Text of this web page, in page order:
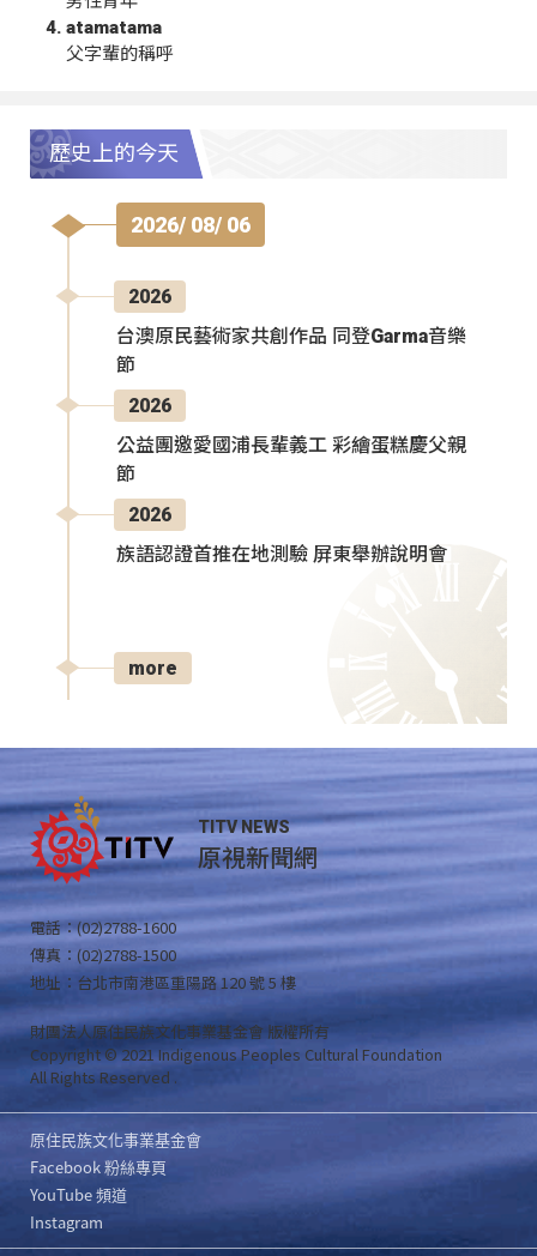
atamatama
父字輩的稱呼
歷史上的今天
2026/ 08/ 06
2026
台澳原民藝術家共創作品 同登Garma音樂
節
2026
公益團邀愛國浦長輩義工 彩繪蛋糕慶父親
節
2026
族語認證首推在地測驗 屏東舉辦說明會
more
TITV NEWS
原視新聞網
電話：(02)2788-1600
傳真：(02)2788-1500
地址：台北市南港區重陽路 120 號 5 樓
財團法人原住民族文化事業基金會 版權所有
Copyright © 2021 Indigenous Peoples Cultural Foundation
All Rights Reserved .
原住民族文化事業基金會
Facebook 粉絲專頁
YouTube 頻道
Instagram